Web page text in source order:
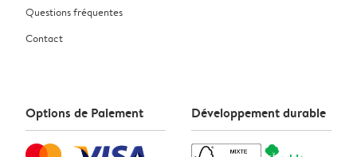
Questions fréquentes
Contact
Options de Paiement Développement durable